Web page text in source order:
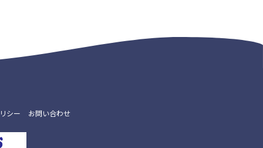
シー お問い合わせ